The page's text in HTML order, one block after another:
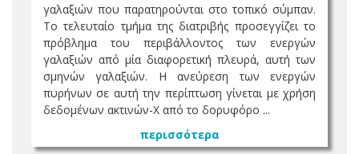
γαλαξιών που παρατηρούνται στο τοπικό σύμπαν.
Το τελευταίο τμήμα της διατριβής προσεγγίζει το
πρόβλημα του περιβάλλοντος των ενεργών
γαλαξιών από μία διαφορετική πλευρά, αυτή των
σμηνών γαλαξιών. Η ανεύρεση των ενεργών
πυρήνων σε αυτή την περίπτωση γίνεται με χρήση
δεδομένων ακτινών-Χ από το δορυφόρο ...
περισσότερα